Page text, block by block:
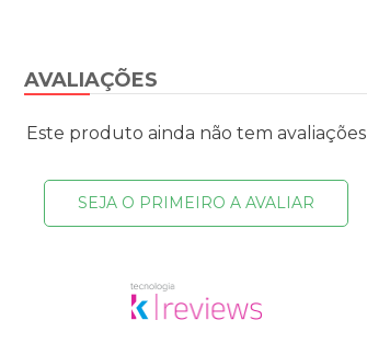
AVALIAÇÕES
Este produto ainda não tem avaliações
SEJA O PRIMEIRO A AVALIAR